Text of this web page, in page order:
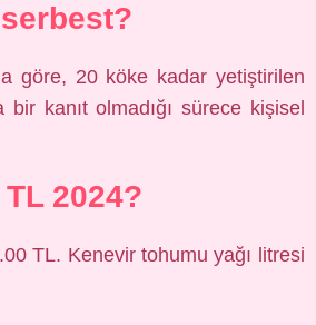
göre, 20 köke kadar yetiştirilen
kanıt olmadığı sürece kişisel
2024?
TL. Kenevir tohumu yağı litresi